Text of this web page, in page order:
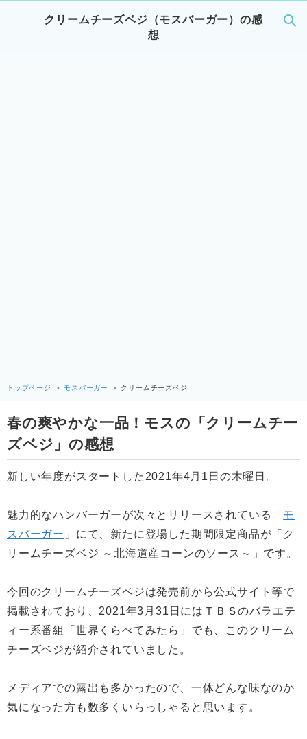
クリームチーズベジ（モスバーガー）の感
想
トップページ ＞モスバーガー ＞ クリームチーズベジ
春の爽やかな一品！モスの「クリームチー
ズベジ」の感想
新しい年度がスタートした2021年4月1日の木曜日。
魅力的なハンバーガーが次々とリリースされている「 モ
スバーガー 」にて、新たに登場した期間限定商品が「ク
リームチーズベジ ～北海道産コーンのソース～」です。
今回のクリームチーズベジは発売前から公式サイト等で
掲載されており、2021年3月31日にはＴＢＳのバラエテ
ィー系番組「世界くらべてみたら」でも、このクリーム
チーズベジが紹介されていました。
メディアでの露出も多かったので、一体どんな味なのか
気になった方も数多くいらっしゃると思います。